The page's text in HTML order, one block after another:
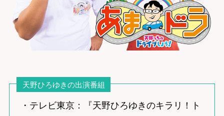
天野ひろゆきの出演番組
・テレビ東京：『天野ひろゆきのキラリ！ト